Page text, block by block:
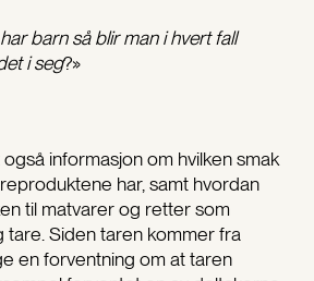
barn så blir man i hvert fall
i seg?»
informasjon om hvilken smak
har, samt hvordan
til matvarer og retter som
tare. Siden taren kommer fra
en forventning om at taren